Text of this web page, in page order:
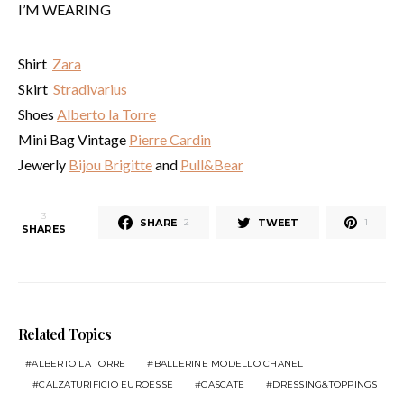
I’M WEARING
Shirt Zara
Skirt Stradivarius
Shoes Alberto la Torre
Mini Bag Vintage Pierre Cardin
Jewerly Bijou Brigitteand Pull&Bear
3
SHARES SHARE 2 TWEET 1
Related Topics
ALBERTO LA TORRE
BALLERINE MODELLO CHANEL
CALZATURIFICIO EUROESSE
CASCATE DRESSING&TOPPINGS